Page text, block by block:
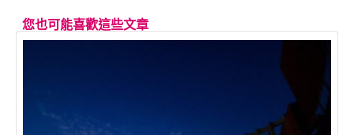
您也可能喜歡這些文章